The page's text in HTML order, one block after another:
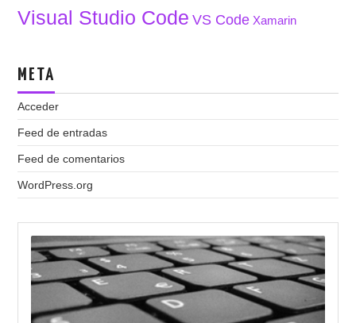
Visual Studio Code VS Code Xamarin
META
Acceder
Feed de entradas
Feed de comentarios
WordPress.org